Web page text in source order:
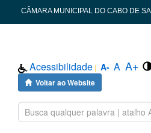
CÂMARA MUNICIPAL DO CABO DE
Acessibilidade | A- A A+
Voltar ao Website